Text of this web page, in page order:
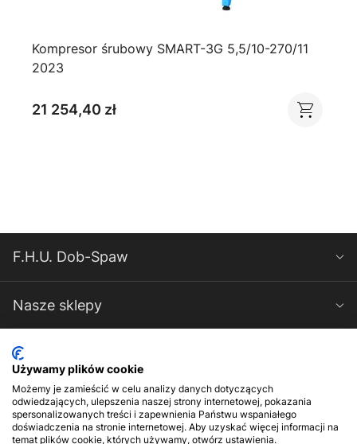
Kompresor śrubowy SMART-3G 5,5/10-270/11
2023
21 254,40 zł
F.H.U. Dob-Spaw
Nasze sklepy
Spawarki-Magnum
Kontakt
Używamy plików cookie
Możemy je zamieścić w celu analizy danych dotyczących
odwiedzających, ulepszenia naszej strony internetowej, pokazania
spersonalizowanych treści i zapewnienia Państwu wspaniałego
doświadczenia na stronie internetowej. Aby uzyskać więcej informacji na
temat plików cookie, których używamy, otwórz ustawienia.